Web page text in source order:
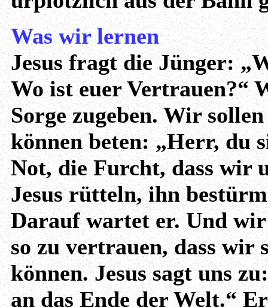
Was wir lernen
Jesus fragt die Jünger:
Wo ist euer Vertrauen?“
Sorge zugeben. Wir
können beten: „Herr, du
Not, die Furcht, dass wir
Jesus rütteln, ihn
Darauf wartet er. Und
so zu vertrauen, dass wir
können. Jesus sagt uns
an das Ende der Welt.“